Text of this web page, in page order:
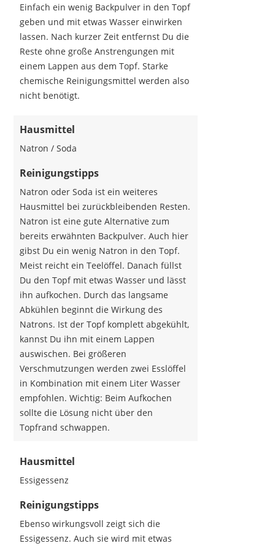
Einfach ein wenig Backpulver in den Topf
geben und mit etwas Wasser einwirken
lassen. Nach kurzer Zeit entfernst Du die
Reste ohne große Anstrengungen mit
einem Lappen aus dem Topf. Starke
chemische Reinigungsmittel werden also
nicht benötigt.
Hausmittel
Natron / Soda
Reinigungstipps
Natron oder Soda ist ein weiteres
Hausmittel bei zurückbleibenden Resten.
Natron ist eine gute Alternative zum
bereits erwähnten Backpulver. Auch hier
gibst Du ein wenig Natron in den Topf.
Meist reicht ein Teelöffel. Danach füllst
Du den Topf mit etwas Wasser und lässt
ihn aufkochen. Durch das langsame
Abkühlen beginnt die Wirkung des
Natrons. Ist der Topf komplett abgekühlt,
kannst Du ihn mit einem Lappen
auswischen. Bei größeren
Verschmutzungen werden zwei Esslöffel
in Kombination mit einem Liter Wasser
empfohlen. Wichtig: Beim Aufkochen
sollte die Lösung nicht über den
Topfrand schwappen.
Hausmittel
Essigessenz
Reinigungstipps
Ebenso wirkungsvoll zeigt sich die
Essigessenz. Auch sie wird mit etwas